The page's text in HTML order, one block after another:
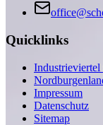
Quicklinks
Impressum
Datenschutz
Sitemap